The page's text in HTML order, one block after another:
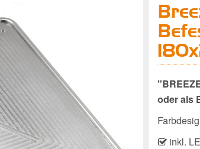
oder als
inkl.